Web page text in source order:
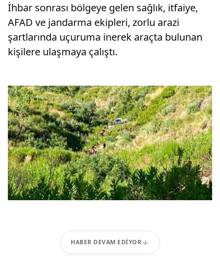
İhbar sonrası bölgeye gelen sağlık, itfaiye,
AFAD ve jandarma ekipleri, zorlu arazi
şartlarında uçuruma inerek araçta bulunan
kişilere ulaşmaya çalıştı.
HABER DEVAM EDIYOR